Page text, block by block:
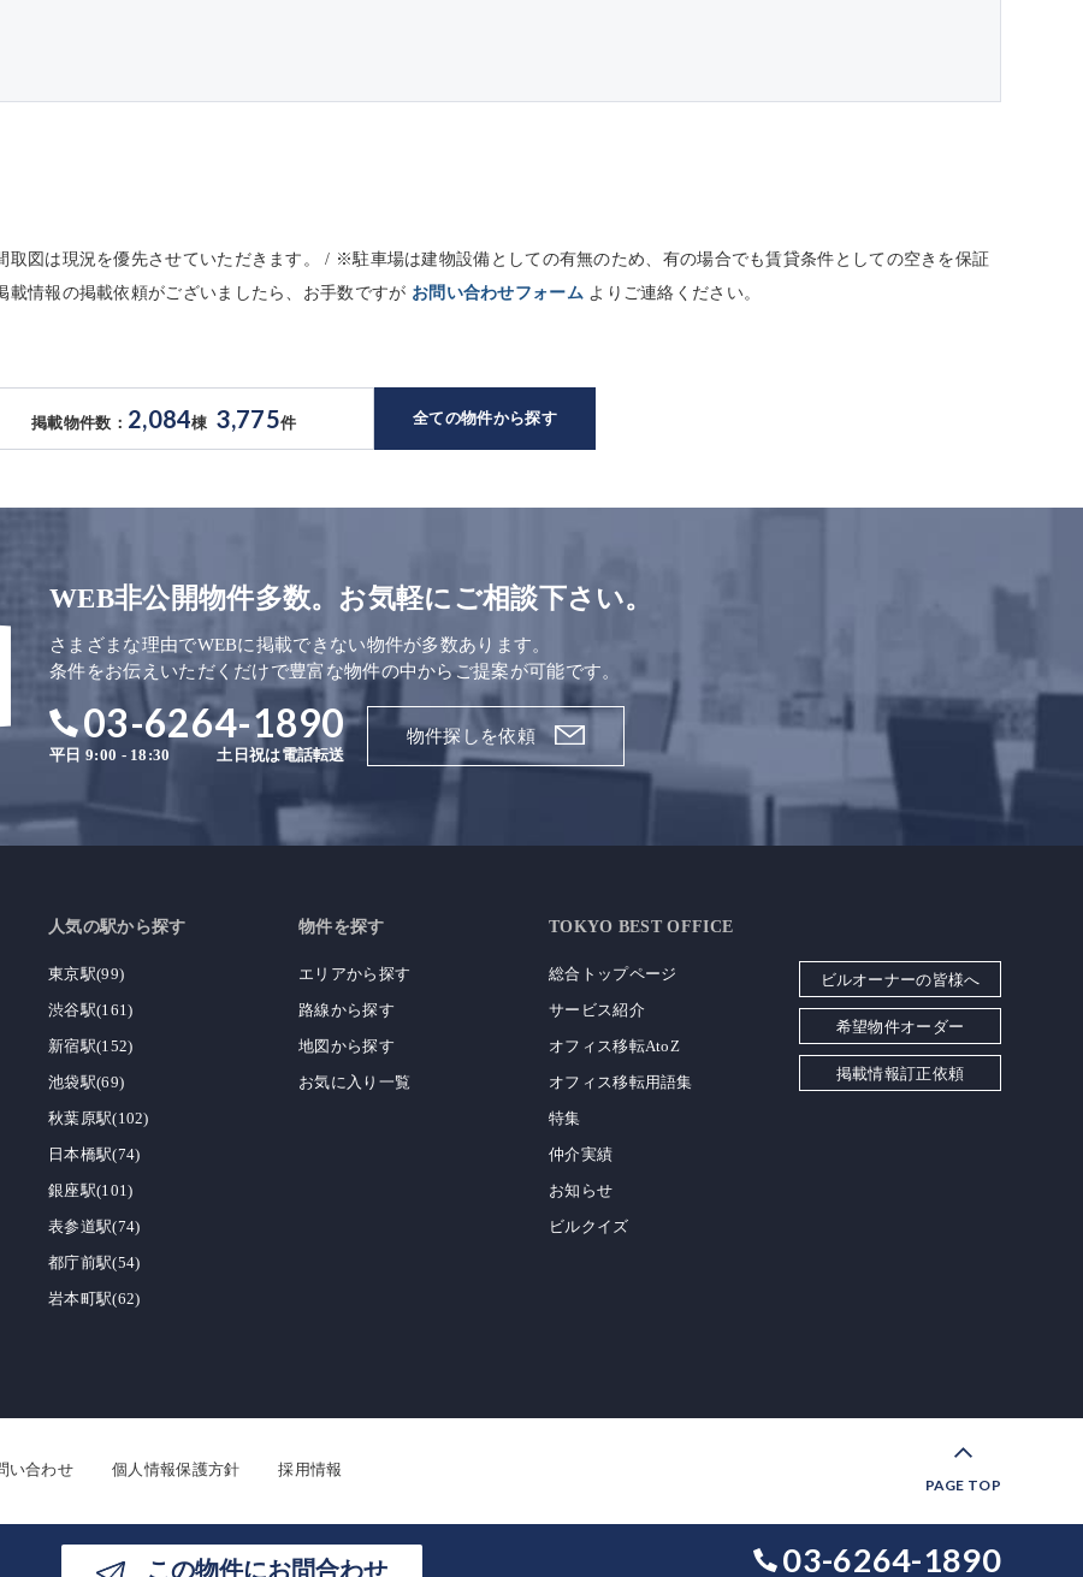
図は現況を優先させていただきます。 / ※駐車場は建物設備としての有無のため、有の場合でも賃貸条件としての空きを保証
情報の掲載依頼がございましたら、お手数ですが お問い合わせフォーム よりご連絡ください。
掲載物件数： 2,084棟 3,775件 全ての物件から探す
この物件にお問合わせ 03-6264-1890
WEB非公開物件多数。お気軽にご相談下さい。
さまざまな理由でWEBに掲載できない物件が多数あります。
条件をお伝えいただくだけで豊富な物件の中からご提案が可能です。
03-6264-1890
平日 9:00 - 18:30 土日祝は電話転送
物件探しを依頼
人気の駅から探す
東京駅(99)
渋谷駅(161)
新宿駅(152)
池袋駅(69)
秋葉原駅(102)
日本橋駅(74)
銀座駅(101)
表参道駅(74)
都庁前駅(54)
岩本町駅(62)
物件を探す
エリアから探す
路線から探す
地図から探す
お気に入り一覧
TOKYO BEST OFFICE
総合トップページ
サービス紹介
オフィス移転AtoZ
オフィス移転用語集
特集
仲介実績
お知らせ
ビルクイズ
ビルオーナーの皆様へ
希望物件オーダー
掲載情報訂正依頼
PAGE TOP
い合わせ 個人情報保護方針 採用情報